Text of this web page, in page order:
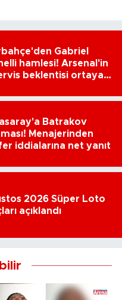
Gabriel
hamlesi! Arsenal'in
beklentisi ortaya
Batrakov
Menajerinden
iddialarına net yanıt
2026 Süper Loto
açıklandı